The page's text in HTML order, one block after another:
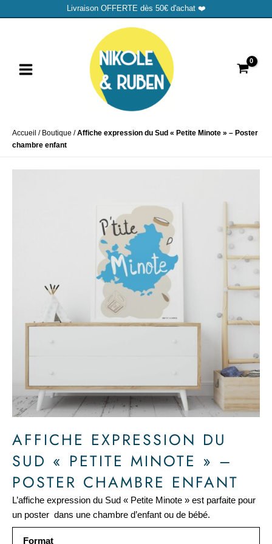
au
Livraison OFFERTE dès 50€ d'achat ❤️
Accueil / Boutique /Affiche expression du Sud « Petite Minote » – Poster
chambre enfant
AFFICHE EXPRESSION DU
SUD « PETITE MINOTE » –
POSTER CHAMBRE ENFANT
L’affiche expression du Sud « Petite Minote » est parfaite pour
un poster dans une chambre d’enfant ou de bébé.
Format